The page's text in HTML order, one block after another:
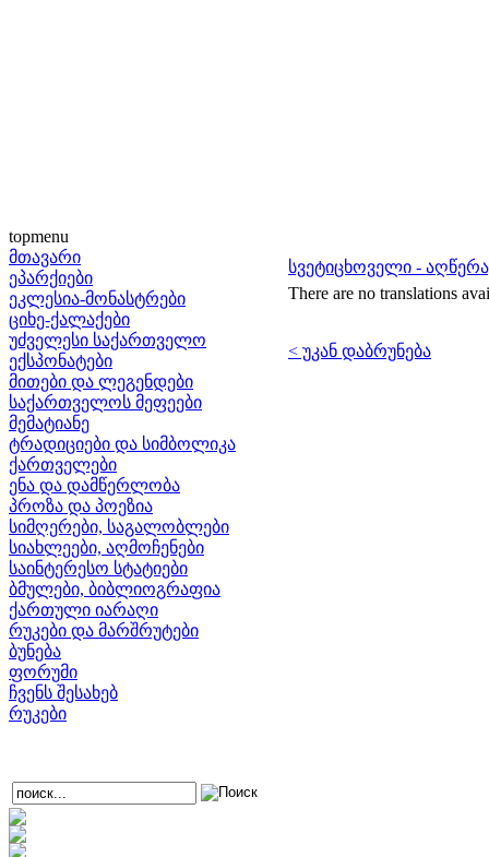
topmenu
მთავარი
ეპარქიები
ეკლესია-მონასტრები
ციხე-ქალაქები
უძველესი საქართველო
ექსპონატები
მითები და ლეგენდები
საქართველოს მეფეები
მემატიანე
ტრადიციები და სიმბოლიკა
ქართველები
ენა და დამწერლობა
პროზა და პოეზია
სიმღერები, საგალობლები
სიახლეები, აღმოჩენები
საინტერესო სტატიები
ბმულები, ბიბლიოგრაფია
ქართული იარაღი
რუკები და მარშრუტები
ბუნება
ფორუმი
ჩვენს შესახებ
რუკები
სვეტიცხოველი -
There are no translations
< უკან დაბრუნება